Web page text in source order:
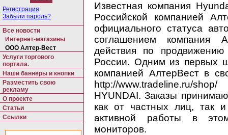
Регистрация
Забыли пароль?
Все новости
Интернет-магазины
ООО Алтер-Вест
Услуги торгового
портала.
Наши баннеры и кнопки
Разместить свою
рекламу
О проекте
Статьи
Ссылки
Известная компания
Российской компанией
официального статуса
соглашением компания
действия по
России. Одним из первых
компанией АлтерВест в
http://www.tradeline.ru/
HYUNDAI. Заказы
как от частных лиц, так
активной работы в
мониторов.